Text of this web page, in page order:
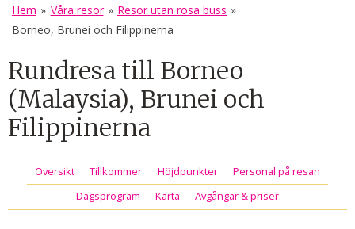
Hem » Våra resor » Resor utan rosa buss »
Borneo, Brunei och Filippinerna
Rundresa till Borneo
(Malaysia), Brunei och
Filippinerna
Översikt Tillkommer Höjdpunkter
Personal på resan
Dagsprogram
Karta Avgångar & priser